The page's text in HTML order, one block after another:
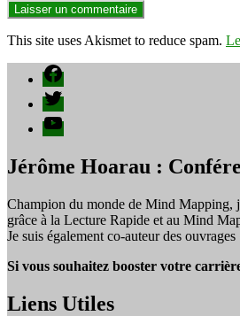
This site uses Akismet to reduce spam.
Facebook
Twitter
YouTube
Jérôme Hoarau :
Champion du monde de Mind Mapping,
grâce à la Lecture Rapide et au Mind
Je suis également co-auteur des
Si vous souhaitez booster votre
Liens Utiles